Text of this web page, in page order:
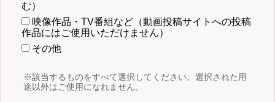
む）
映像作品・TV番組など（動画投稿サイトへの投稿
作品にはご使用いただけません）
その他
※該当するものをすべて選択してください。選択された用
途以外はご使用になれません。